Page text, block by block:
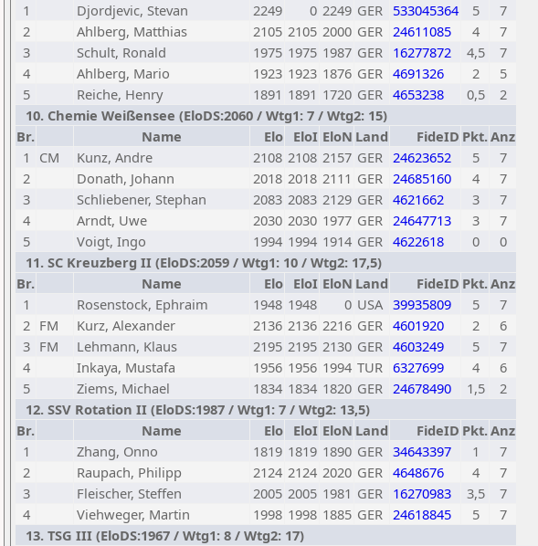
1
Djordjevic, Stevan 2249 0 2249 GER 533045364 5
7
2
Ahlberg, Matthias 2105 2105 2000 GER 24611085 4
7
3
Schult, Ronald 1975 1975 1987 GER 16277872 4,5
7
4
Ahlberg, Mario 1923 1923 1876 GER 4691326 2
5
5
Reiche, Henry 1891 1891 1720 GER 4653238 0,5
2
10. Chemie Weißensee (EloDS:2060 / Wtg1: 7 / Wtg2: 15)
Br.
Name Elo EloI EloN Land FideID Pkt.Anz
1
CM Kunz, Andre 2108 2108 2157 GER 24623652 5
7
2
Donath, Johann 2018 2018 2111 GER 24685160 4
7
3
Schliebener, Stephan 2083 2083 2129 GER 4621662 3
7
4
Arndt, Uwe 2030 2030 1977 GER 24647713 3
7
5
Voigt, Ingo 1994 1994 1914 GER 4622618 0
0
11. SC Kreuzberg II (EloDS:2059 / Wtg1: 10 / Wtg2: 17,5)
Br.
Name Elo EloI EloN Land FideID Pkt.Anz
1
Rosenstock, Ephraim 1948 1948 0 USA 39935809 5
7
2 FM Kurz, Alexander 2136 2136 2216 GER 4601920 2
6
3 FM Lehmann, Klaus 2195 2195 2130 GER 4603249 5
7
4
Inkaya, Mustafa 1956 1956 1994 TUR 6327699 4
6
5
Ziems, Michael 1834 1834 1820 GER 24678490 1,5
2
12. SSV Rotation II (EloDS:1987 / Wtg1: 7 / Wtg2: 13,5)
Br.
Name Elo EloI EloN Land FideID Pkt.Anz
1
Zhang, Onno 1819 1819 1890 GER 34643397 1
7
2
Raupach, Philipp 2124 2124 2020 GER 4648676 4
7
3
Fleischer, Steffen 2005 2005 1981 GER 16270983 3,5
7
4
Viehweger, Martin 1998 1998 1885 GER 24618845 5
7
13. TSG III (EloDS:1967 / Wtg1: 8 / Wtg2: 17)